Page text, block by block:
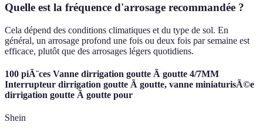
Quelle est la fréquence d'arrosage recommandée ?
Cela dépend des conditions climatiques et du type de sol. En
général, un arrosage profond une fois ou deux fois par semaine est
efficace, plutôt que des arrosages légers quotidiens.
100 piÃ¨ces Vanne dirrigation goutte Ã goutte 4/7MM
Interrupteur dirrigation goutte Ã goutte, vanne miniaturisÃ©e
dirrigation goutte Ã goutte pour
Shein